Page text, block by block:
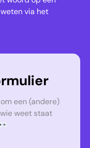
via het
een (andere)
weet staat